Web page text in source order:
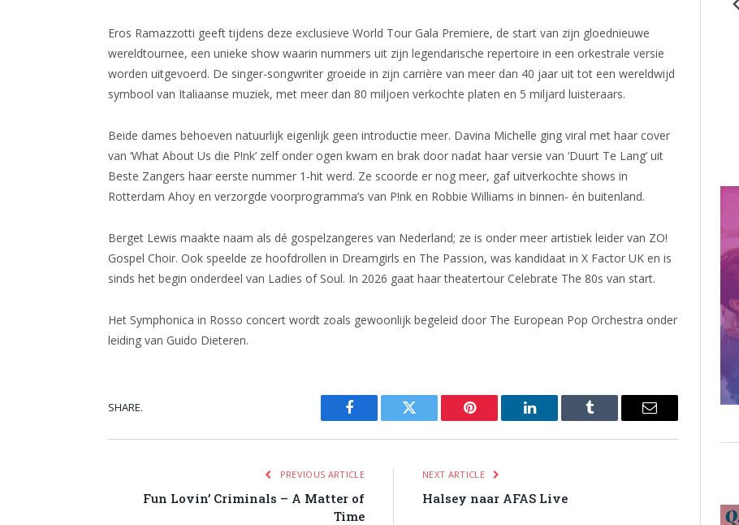
Eros Ramazzotti geeft tijdens deze exclusieve World Tour Gala Premiere, de start van zijn gloednieuwe
wereldtournee, een unieke show waarin nummers uit zijn legendarische repertoire in een orkestrale versie
worden uitgevoerd. De singer-songwriter groeide in zijn carrière van meer dan 40 jaar uit tot een wereldwijd
symbool van Italiaanse muziek, met meer dan 80 miljoen verkochte platen en 5 miljard luisteraars.
Beide dames behoeven natuurlijk eigenlijk geen introductie meer. Davina Michelle ging viral met haar cover
van ‘What About Us die P!nk’ zelf onder ogen kwam en brak door nadat haar versie van ‘Duurt Te Lang’ uit
Beste Zangers haar eerste nummer 1-hit werd. Ze scoorde er nog meer, gaf uitverkochte shows in
Rotterdam Ahoy en verzorgde voorprogramma’s van P!nk en Robbie Williams in binnen- én buitenland.
Berget Lewis maakte naam als dé gospelzangeres van Nederland; ze is onder meer artistiek leider van ZO!
Gospel Choir. Ook speelde ze hoofdrollen in Dreamgirls en The Passion, was kandidaat in X Factor UK en is
sinds het begin onderdeel van Ladies of Soul. In 2026 gaat haar theatertour Celebrate The 80s van start.
Het Symphonica in Rosso concert wordt zoals gewoonlijk begeleid door The European Pop Orchestra onder
leiding van Guido Dieteren.
SHARE.
Facebook Twitter Pinterest LinkedIn Tumblr Email
PREVIOUS ARTICLE
Fun Lovin’ Criminals – A Matter of
Time
NEXT ARTICLE
Halsey naar AFAS Live